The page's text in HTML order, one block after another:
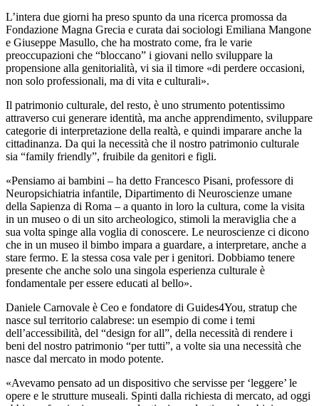
L’intera due giorni ha preso spunto da una ricerca promossa da
Fondazione Magna Grecia e curata dai sociologi Emiliana Mangone
e Giuseppe Masullo, che ha mostrato come, fra le varie
preoccupazioni che “bloccano” i giovani nello sviluppare la
propensione alla genitorialità, vi sia il timore «di perdere occasioni,
non solo professionali, ma di vita e culturali».
Il patrimonio culturale, del resto, è uno strumento potentissimo
attraverso cui generare identità, ma anche apprendimento, sviluppare
categorie di interpretazione della realtà, e quindi imparare anche la
cittadinanza. Da qui la necessità che il nostro patrimonio culturale
sia “family friendly”, fruibile da genitori e figli.
«Pensiamo ai bambini – ha detto Francesco Pisani, professore di
Neuropsichiatria infantile, Dipartimento di Neuroscienze umane
della Sapienza di Roma – a quanto in loro la cultura, come la visita
in un museo o di un sito archeologico, stimoli la meraviglia che a
sua volta spinge alla voglia di conoscere. Le neuroscienze ci dicono
che in un museo il bimbo impara a guardare, a interpretare, anche a
stare fermo. E la stessa cosa vale per i genitori. Dobbiamo tenere
presente che anche solo una singola esperienza culturale è
fondamentale per essere educati al bello».
Daniele Carnovale è Ceo e fondatore di Guides4You, stratup che
nasce sul territorio calabrese: un esempio di come i temi
dell’accessibilità, del “design for all”, della necessità di rendere i
beni del nostro patrimonio “per tutti”, a volte sia una necessità che
nasce dal mercato in modo potente.
«Avevamo pensato ad un dispositivo che servisse per ‘leggere’ le
opere e le strutture museali. Spinti dalla richiesta di mercato, ad oggi